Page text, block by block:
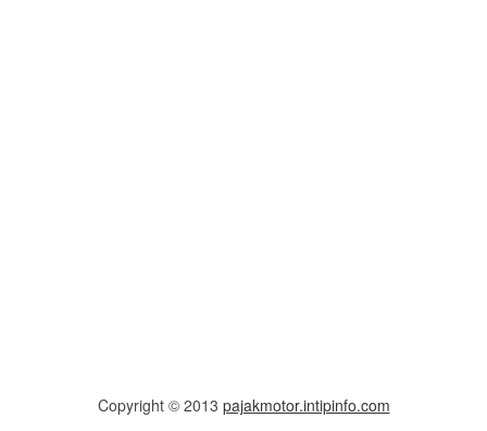
Copyright © 2013 pajakmotor.intipinfo.com